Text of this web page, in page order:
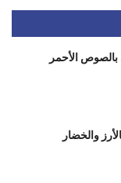
الأحمر
والخضار